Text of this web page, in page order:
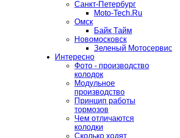
Санкт-Петербург
Moto-Tech.Ru
Омск
Байк Тайм
Новомосковск
Зеленый Мотосервис
Интересно
Фото - производство
колодок
Модульное
производство
Принцип работы
тормозов
Чем отличаются
колодки
Сколько ходят